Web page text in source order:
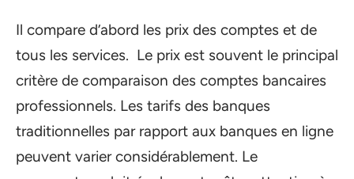
Il compare d’abord les prix des comptes et de
tous les services. Le prix est souvent le principal
critère de comparaison des comptes bancaires
professionnels. Les tarifs des banques
traditionnelles par rapport aux banques en ligne
peuvent varier considérablement. Le